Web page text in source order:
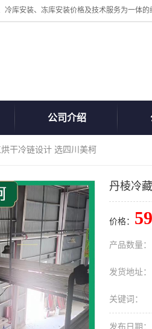
公司介绍
干冷链设计 选四川美柯
丹棱冷
价格：
产品数量：
发货地址：
关键词：
发布日期：